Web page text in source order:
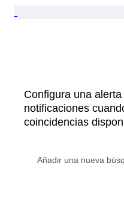
Configura una
notificaciones
coincidencias